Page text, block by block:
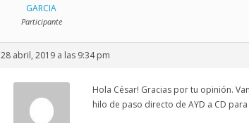
GARCIA
Participante
28 abril, 2019 a las 9:34 pm
Hola César! Gracias por tu opinión.
hilo de paso directo de AYD a CD